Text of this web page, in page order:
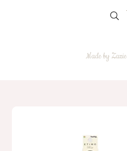
Made by Zazie